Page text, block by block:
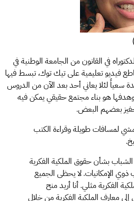
في القانون من الجامعة الوطنية في
فيديو تعليمية على تيك توك، تبسط فيها
سعياً لئلا يعاني أحد بعد الآن من الدروس
هو بناء مجتمع حقيقي يمكن فيه
بعضهم البعض.
لمسافات طويلة وقراءة الكتب
بشأن حقوق الملكية الفكرية
ذوي الإمكانيات. لا يحظى الجميع
الفكرية مثلي. أنا أريد منح
إلى معارف الملكية الفكرية من خلال